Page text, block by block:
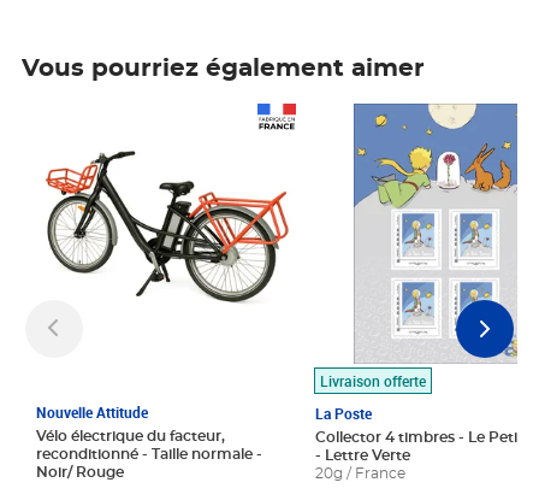
Vous pourriez également aimer
Nouvelle Attitude
Vélo électrique du facteur,
reconditionné - Taille normale -
Noir/ Rouge
Livraison offerte
La Poste
Collector 4 timbres - Le Petit
- Lettre Verte
20g / France
Prix 7,50€